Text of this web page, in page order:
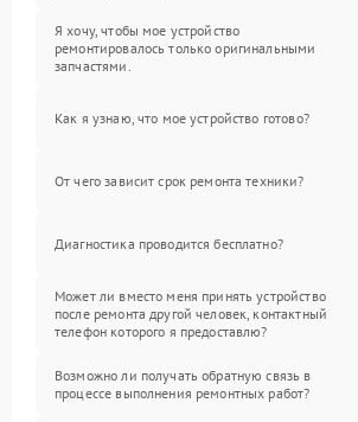
Я хочу, чтобы мое устройство
ремонтировалось только оригинальными
запчастями.
Как я узнаю, что мое устройство готово?
От чего зависит срок ремонта техники?
Диагностика проводится бесплатно?
Может ли вместо меня принять устройство
после ремонта другой человек, контактный
телефон которого я предоставлю?
Возможно ли получать обратную связь в
процессе выполнения ремонтных работ?